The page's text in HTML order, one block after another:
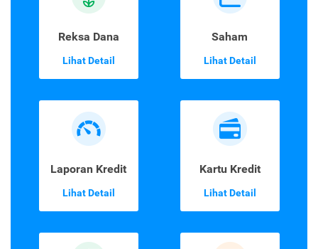
Reksa Dana
Lihat Detail
Saham
Lihat Detail
Laporan Kredit
Lihat Detail
Kartu Kredit
Lihat Detail